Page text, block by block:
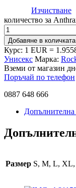
Изчистване
количество за
Добавяне в количката
Курс: 1 EUR =
Унисекс Марка:
Вземи от магазин
Поръчай по телефон
0887 648 666
Размер S, M, L,